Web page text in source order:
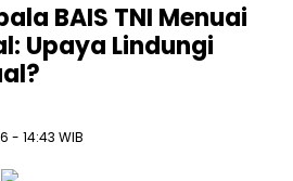
BAIS TNI Menuai
Upaya Lindungi
- 14:43 WIB